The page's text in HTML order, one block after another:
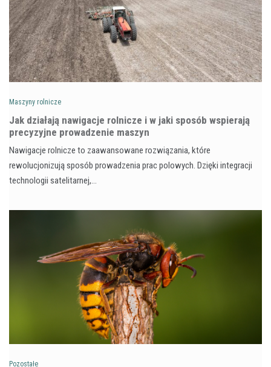
Maszyny rolnicze
Jak działają nawigacje rolnicze i w jaki sposób wspierają
precyzyjne prowadzenie maszyn
Nawigacje rolnicze to zaawansowane rozwiązania, które
rewolucjonizują sposób prowadzenia prac polowych. Dzięki integracji
technologii satelitarnej,…
Pozostałe